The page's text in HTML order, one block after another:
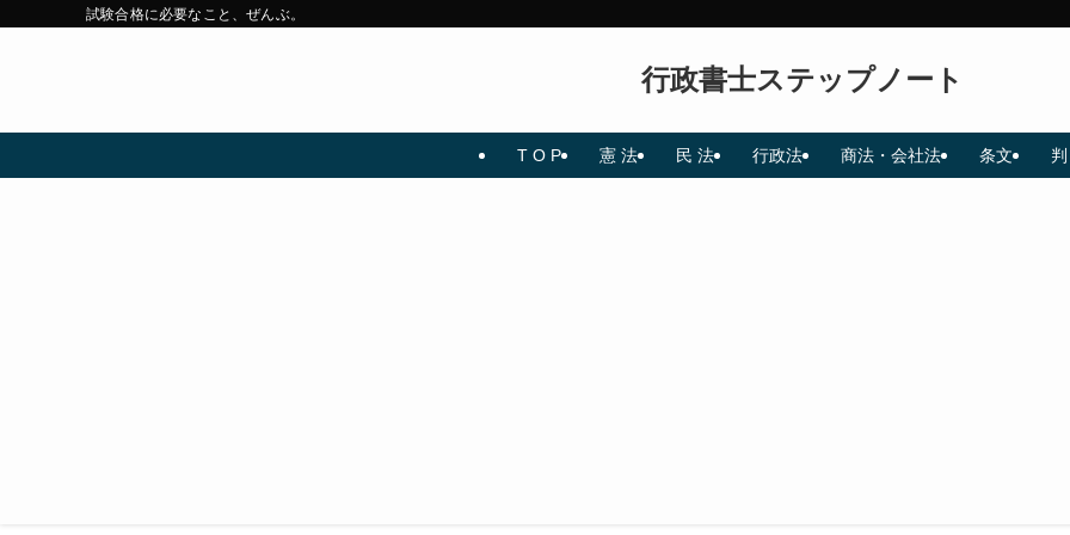
試験合格に必要なこと、ぜんぶ。
行政書士ステップノート
T O P 憲 法 民 法 行政法 商法・会社法 条文